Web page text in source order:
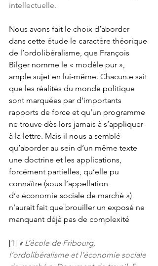
intellectuelle.
Nous avons fait le choix d’aborder
dans cette étude le caractère théorique
de l’ordolibéralisme, que François
Bilger nomme le « modèle pur »,
ample sujet en lui-même. Chacun.e sait
que les réalités du monde politique
sont marquées par d’importants
rapports de force et qu’un programme
ne trouve dès lors jamais à s’appliquer
à la lettre. Mais il nous a semblé
qu’aborder au sein d’un même texte
une doctrine et les applications,
forcément partielles, qu’elle pu
connaître (sous l’appellation
d’« économie sociale de marché »)
n’aurait fait que brouiller un exposé ne
manquant déjà pas de complexité
[1] « L’école de Fribourg,
l’ordolibéralisme et l’économie sociale